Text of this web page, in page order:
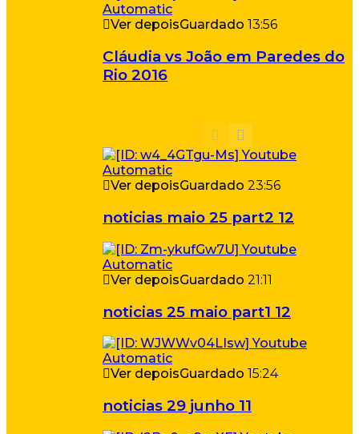
Ver depoisGuardado 13:56
Cláudia vs João em Paredes do
Rio 2016
Ver depoisGuardado 23:56
noticias maio 25 part2 12
Ver depoisGuardado 21:11
noticias 25 maio part1 12
Ver depoisGuardado 15:24
noticias 29 junho 11